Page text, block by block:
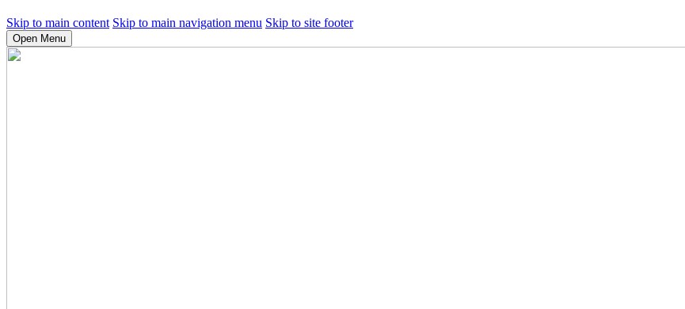
Skip to main content Skip to main navigation menu Skip to site footer
Open Menu